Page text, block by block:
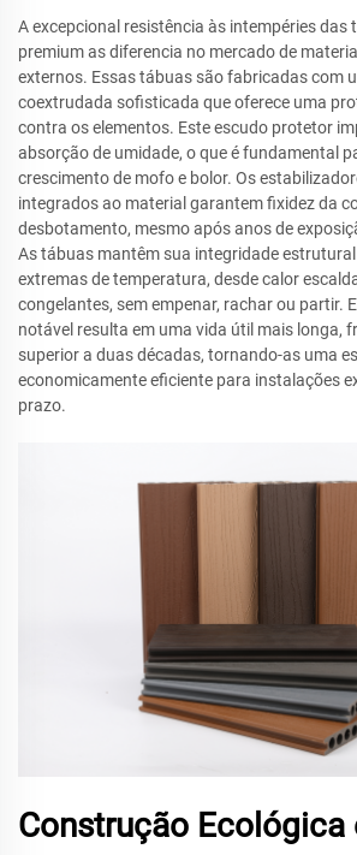
A excepcional resistência às intempéries das
premium as diferencia no mercado de
externos. Essas tábuas são fabricadas com
coextrudada sofisticada que oferece uma
contra os elementos. Este escudo protetor
absorção de umidade, o que é fundamental
crescimento de mofo e bolor. Os
integrados ao material garantem fixidez da
desbotamento, mesmo após anos de
As tábuas mantêm sua integridade
extremas de temperatura, desde calor
congelantes, sem empenar, rachar ou partir.
notável resulta em uma vida útil mais longa,
superior a duas décadas, tornando-as uma
economicamente eficiente para instalações
prazo.
Construção Ecológica